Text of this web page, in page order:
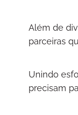
Além de
parceiras
Unindo
precisam